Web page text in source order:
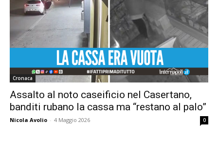
Cronaca
Assalto al noto caseificio nel Casertano,
banditi rubano la cassa ma “restano al palo”
Nicola Avolio - 4 Maggio 2026 0